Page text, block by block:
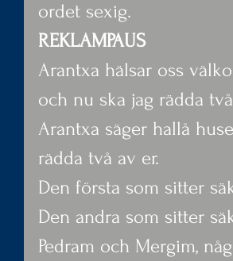
ordet sexig.
REKLAMPAUS
Arantxa hälsar oss
och nu ska jag rädda
Arantxa säger hallå
rädda två av er.
Den första som sitter
Den andra som sitter
Pedram och Mergim,